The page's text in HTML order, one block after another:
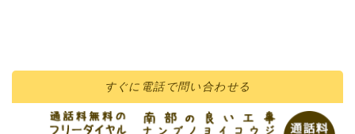
すぐに 電話で問い合わせる